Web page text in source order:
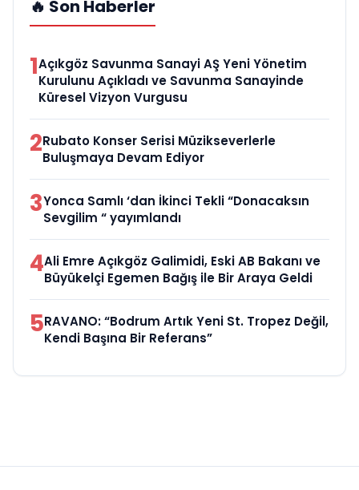
🔥 Son Haberler
1Açıkgöz Savunma Sanayi AŞ Yeni Yönetim
Kurulunu Açıkladı ve Savunma Sanayinde
Küresel Vizyon Vurgusu
2Rubato Konser Serisi Müzikseverlerle
Buluşmaya Devam Ediyor
3Yonca Samlı ‘dan İkinci Tekli “Donacaksın
Sevgilim “ yayımlandı
4Ali Emre Açıkgöz Galimidi, Eski AB Bakanı ve
Büyükelçi Egemen Bağış ile Bir Araya Geldi
5RAVANO: “Bodrum Artık Yeni St. Tropez Değil,
Kendi Başına Bir Referans”